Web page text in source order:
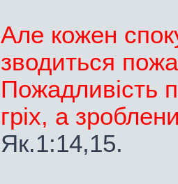
Але кожен
зводиться
Пожадливість
гріх, а
Як.1:14,15.